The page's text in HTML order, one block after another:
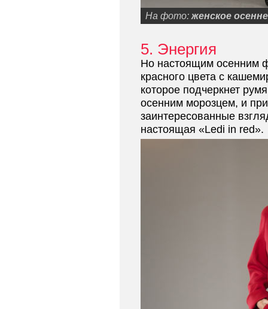
На фото: женское
5. Энергия
Но настоящим осенним
красного цвета с
которое подчеркнет
осенним морозцем, и
заинтересованные
настоящая «Ledi in red».